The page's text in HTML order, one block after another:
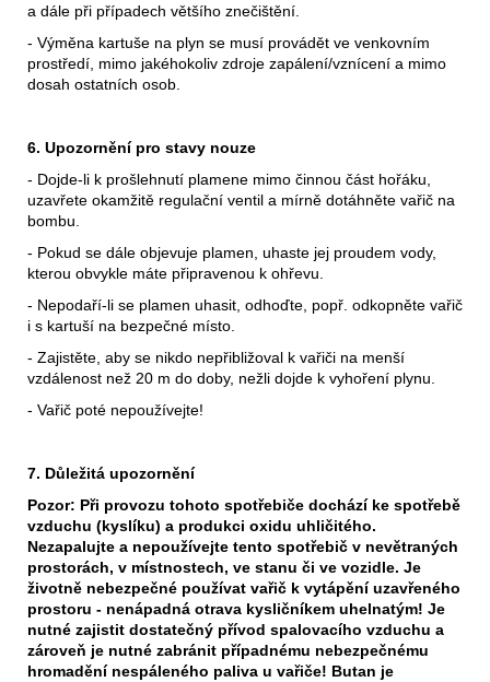
a dále při případech většího znečištění.
- Výměna kartuše na plyn se musí provádět ve venkovním
prostředí, mimo jakéhokoliv zdroje zapálení/vznícení a mimo
dosah ostatních osob.
6. Upozornění pro stavy nouze
- Dojde-li k prošlehnutí plamene mimo činnou část hořáku,
uzavřete okamžitě regulační ventil a mírně dotáhněte vařič na
bombu.
- Pokud se dále objevuje plamen, uhaste jej proudem vody,
kterou obvykle máte připravenou k ohřevu.
- Nepodaří-li se plamen uhasit, odhoďte, popř. odkopněte vařič
i s kartuší na bezpečné místo.
- Zajistěte, aby se nikdo nepřibližoval k vařiči na menší
vzdálenost než 20 m do doby, nežli dojde k vyhoření plynu.
- Vařič poté nepoužívejte!
7. Důležitá upozornění
Pozor: Při provozu tohoto spotřebiče dochází ke spotřebě
vzduchu (kyslíku) a produkci oxidu uhličitého.
Nezapalujte a nepoužívejte tento spotřebič v nevětraných
prostorách, v místnostech, ve stanu či ve vozidle. Je
životně nebezpečné používat vařič k vytápění uzavřeného
prostoru - nenápadná otrava kysličníkem uhelnatým! Je
nutné zajistit dostatečný přívod spalovacího vzduchu a
zároveň je nutné zabránit případnému nebezpečnému
hromadění nespáleného paliva u vařiče! Butan je